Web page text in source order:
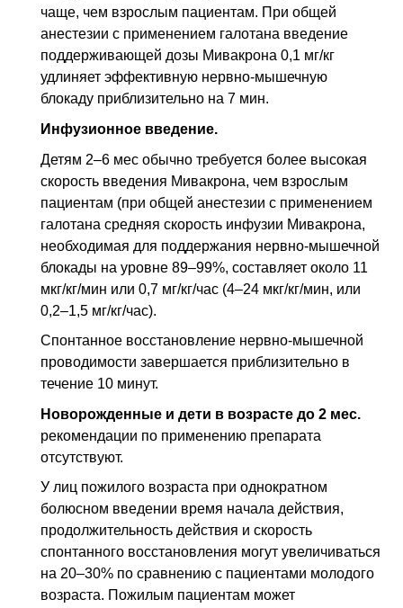
чаще, чем взрослым пациентам. При общей
анестезии с применением галотана введение
поддерживающей дозы Мивакрона 0,1 мг/кг
удлиняет эффективную нервно-мышечную
блокаду приблизительно на 7 мин.
Инфузионное введение.
Детям 2–6 мес обычно требуется более высокая
скорость введения Мивакрона, чем взрослым
пациентам (при общей анестезии с применением
галотана средняя скорость инфузии Мивакрона,
необходимая для поддержания нервно-мышечной
блокады на уровне 89–99%, составляет около 11
мкг/кг/мин или 0,7 мг/кг/час (4–24 мкг/кг/мин, или
0,2–1,5 мг/кг/час).
Спонтанное восстановление нервно-мышечной
проводимости завершается приблизительно в
течение 10 минут.
Новорожденные и дети в возрасте до 2 мес.
рекомендации по применению препарата
отсутствуют.
У лиц пожилого возраста при однократном
болюсном введении время начала действия,
продолжительность действия и скорость
спонтанного восстановления могут увеличиваться
на 20–30% по сравнению с пациентами молодого
возраста. Пожилым пациентам может